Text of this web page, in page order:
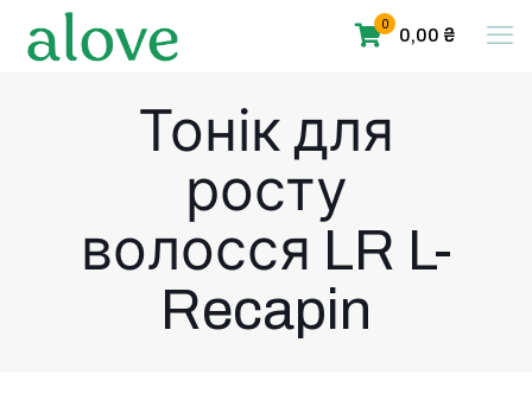
0
0,00 ₴
Тонік для
росту
волосся LR L-
Recapin